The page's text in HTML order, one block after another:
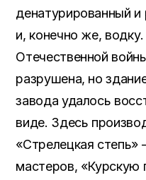
денатурированный и
и, конечно же,
Отечественной
разрушена, но
завода удалось
виде. Здесь
«Стрелецкая
мастеров, «Курскую